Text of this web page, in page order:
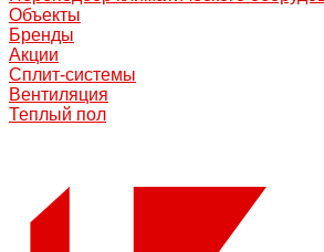
Объекты
Бренды
Акции
Сплит-системы
Вентиляция
Теплый пол